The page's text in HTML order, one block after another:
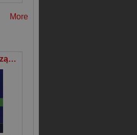
More
Pobieranie narządów jamy brzusznej do przeszczepów Tyechnika chirurgiczna